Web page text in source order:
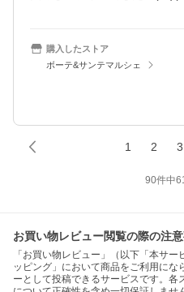
購入したストア
ボーテ&サンテマルシェ
1 2 3
90件中
お買い物レビュー閲覧の際の注
「お買い物レビュー」（以下「本サ
ッピング」において商品をご利用に
ーとして投稿できるサービスです。